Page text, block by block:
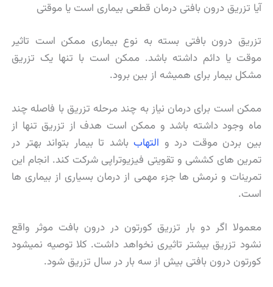
آیا تزریق درون بافتی درمان قطعی بیماری است یا موقتی
تزریق درون بافتی بسته به نوع بیماری ممکن است تاثیر
موقت یا دائم داشته باشد. ممکن است با تنها یک تزریق
مشکل بیمار برای همیشه از بین برود.
ممکن است برای درمان نیاز به چند مرحله تزریق با فاصله چند
ماه وجود داشته باشد و ممکن است هدف از تزریق تنها از
بین بردن موقت درد و التهابباشد تا بیمار بتواند بهتر در
تمرین های کششی و تقویتی فیزیوتراپی شرکت کند. انجام این
تمرینات و نرمش ها جزء مهمی از درمان بسیاری از بیماری ها
است.
معمولا اگر دو بار تزریق کورتون در درون بافت موثر واقع
نشود تزریق بیشتر تاثیری نخواهد داشت. کلا توصیه نمیشود
کورتون درون بافتی بیش از سه بار در سال تزریق شود.